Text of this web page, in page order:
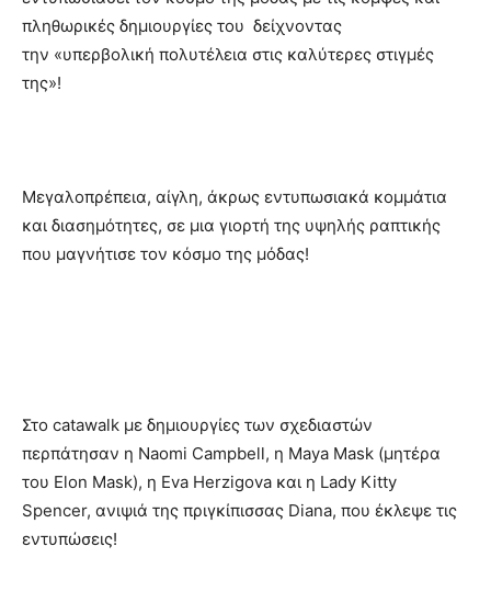
πληθωρικές δημιουργίες του δείχνοντας
την «υπερβολική πολυτέλεια στις καλύτερες στιγμές
της»!
Μεγαλοπρέπεια, αίγλη, άκρως εντυπωσιακά κομμάτια
και διασημότητες, σε μια γιορτή της υψηλής ραπτικής
που μαγνήτισε τον κόσμο της μόδας!
Στο catawalk με δημιουργίες των σχεδιαστών
περπάτησαν η Naomi Campbell, η Maya Mask (μητέρα
του Elon Mask), η Eva Herzigova και η Lady Kitty
Spencer, ανιψιά της πριγκίπισσας Diana, που έκλεψε τις
εντυπώσεις!